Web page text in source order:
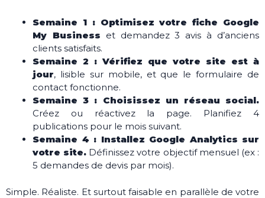
Semaine 1 : Optimisez votre fiche Google
My Business et demandez 3 avis à d’anciens
clients satisfaits.
Semaine 2 : Vérifiez que votre site est à
jour, lisible sur mobile, et que le formulaire de
contact fonctionne.
Semaine 3 : Choisissez un réseau social.
Créez ou réactivez la page. Planifiez 4
publications pour le mois suivant.
Semaine 4 : Installez Google Analytics sur
votre site. Définissez votre objectif mensuel (ex :
5 demandes de devis par mois).
Simple. Réaliste. Et surtout faisable en parallèle de votre